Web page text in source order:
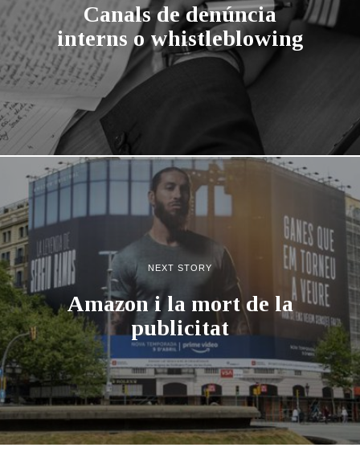
Canals de denúncia
interns o whistleblowing
NEXT STORY
Amazon i la mort de la
publicitat